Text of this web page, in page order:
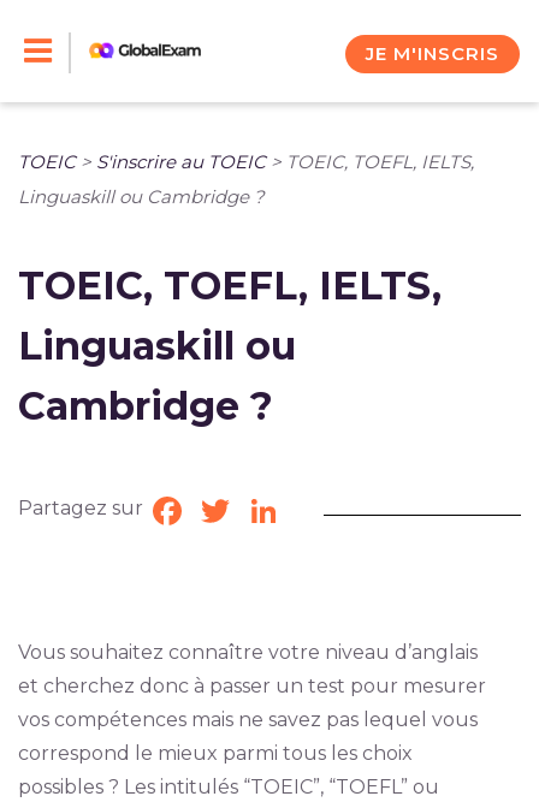
JE M'INSCRIS
TOEIC> S'inscrire au TOEIC> TOEIC, TOEFL, IELTS,
Linguaskill ou Cambridge ?
TOEIC, TOEFL, IELTS,
Linguaskill ou
Cambridge ?
Partagez sur Facebook
TwitterLinkedIn
Vous souhaitez connaître votre niveau d’anglais
et cherchez donc à passer un test pour mesurer
vos compétences mais ne savez pas lequel vous
correspond le mieux parmi tous les choix
possibles ? Les intitulés “TOEIC”, “TOEFL” ou